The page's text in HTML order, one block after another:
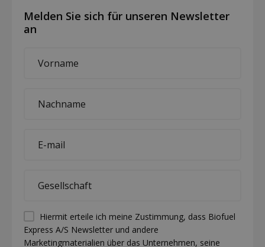
Melden Sie sich für unseren Newsletter
an
name
name
mail
Permission
(visible)
Hiermit erteile ich meine Zustimmung, dass Biofuel
Express A/S Newsletter und andere
Marketingmaterialien über das Unternehmen, seine